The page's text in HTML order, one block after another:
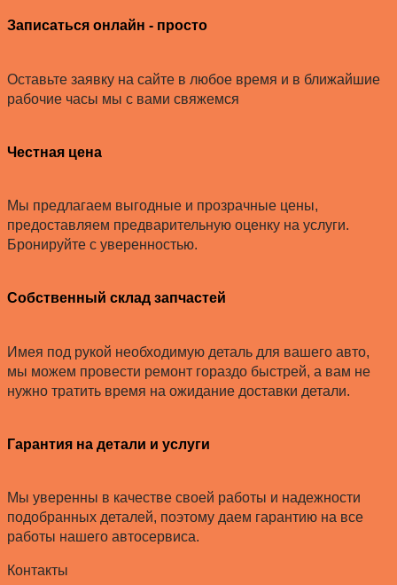
Записаться онлайн - просто
Оставьте заявку на сайте в любое время и в ближайшие
рабочие часы мы с вами свяжемся
Честная цена
Мы предлагаем выгодные и прозрачные цены,
предоставляем предварительную оценку на услуги.
Бронируйте с уверенностью.
Собственный склад запчастей
Имея под рукой необходимую деталь для вашего авто,
мы можем провести ремонт гораздо быстрей, а вам не
нужно тратить время на ожидание доставки детали.
Гарантия на детали и услуги
Мы уверенны в качестве своей работы и надежности
подобранных деталей, поэтому даем гарантию на все
работы нашего автосервиса.
Контакты